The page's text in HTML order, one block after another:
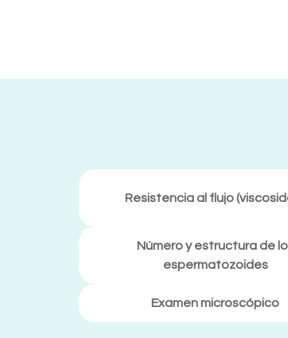
Resistencia al flujo
Número y estructura de
espermatozoides
Examen microscópico